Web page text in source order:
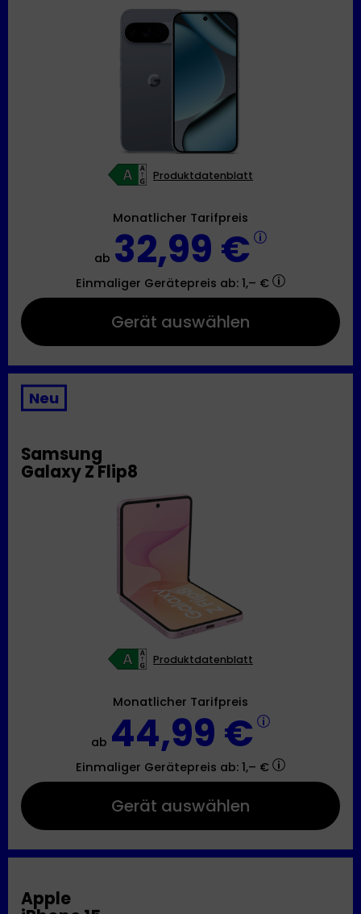
Produktdatenblatt
Monatlicher Tarifpreis
ab 32,99 €
Einmaliger Gerätepreis ab: 1,– €
Gerät auswählen
Neu
Samsung
Galaxy Z Flip8
Produktdatenblatt
Monatlicher Tarifpreis
ab 44,99 €
Einmaliger Gerätepreis ab: 1,– €
Gerät auswählen
Apple